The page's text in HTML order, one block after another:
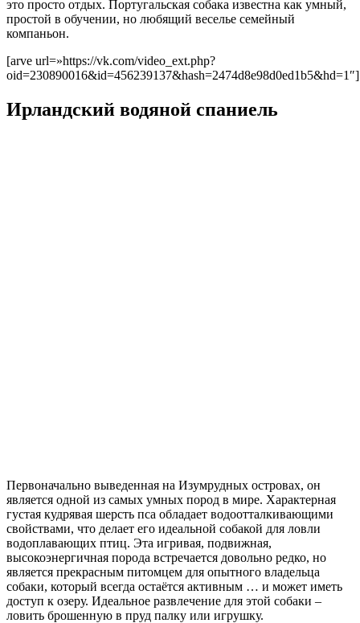
это просто отдых. Португальская собака известна как умный,
простой в обучении, но любящий веселье семейный
компаньон.
[arve url=»https://vk.com/video_ext.php?
oid=230890016&id=456239137&hash=2474d8e98d0ed1b5&hd=1″]
Ирландский водяной спаниель
Первоначально выведенная на Изумрудных островах, он
является одной из самых умных пород в мире. Характерная
густая кудрявая шерсть пса обладает водоотталкивающими
свойствами, что делает его идеальной собакой для ловли
водоплавающих птиц. Эта игривая, подвижная,
высокоэнергичная порода встречается довольно редко, но
является прекрасным питомцем для опытного владельца
собаки, который всегда остаётся активным … и может иметь
доступ к озеру. Идеальное развлечение для этой собаки –
ловить брошенную в пруд палку или игрушку.